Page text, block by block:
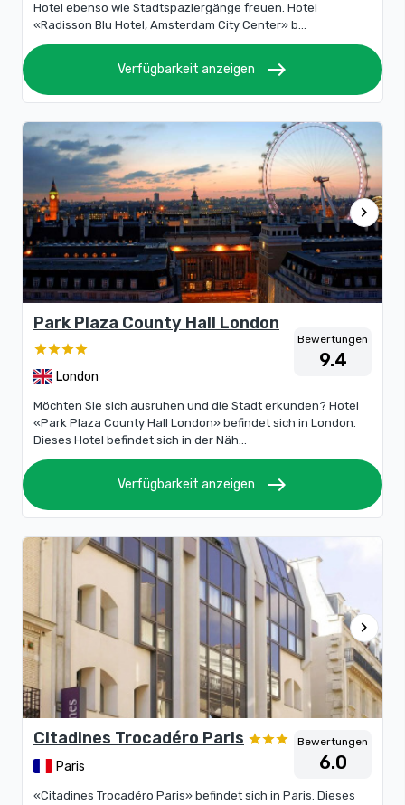
Hotel ebenso wie Stadtspaziergänge freuen. Hotel
«Radisson Blu Hotel, Amsterdam City Center» b...
Verfügbarkeit anzeigen east
chevron_right
Park Plaza County Hall London
London
Bewertungen
9.4
Möchten Sie sich ausruhen und die Stadt erkunden? Hotel
«Park Plaza County Hall London» befindet sich in London.
Dieses Hotel befindet sich in der Näh...
Verfügbarkeit anzeigen east
chevron_right
Citadines Trocadéro Paris
Paris
Bewertungen
6.0
«Citadines Trocadéro Paris» befindet sich in Paris. Dieses